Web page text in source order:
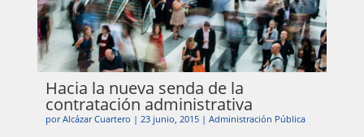
Hacia la nueva senda de la
contratación administrativa
porAlcázar Cuartero | 23 junio, 2015| Administración Pública